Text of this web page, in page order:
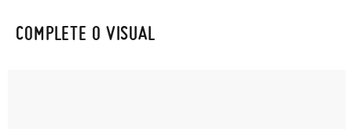
COMPLETE O VISUAL